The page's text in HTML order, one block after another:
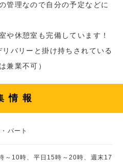
管理なので自分の予定などに
や休憩室も完備しています！
バリーと掛け持ちされている
兼業不可）
情報
パート
10時、平日15時～20時、週末17